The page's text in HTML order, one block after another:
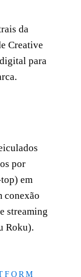
da
Creative
para
por
em
conexão
streaming
Roku).